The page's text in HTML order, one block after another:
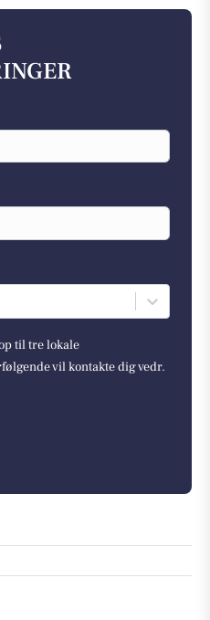
til tre lokale
vil kontakte dig vedr.